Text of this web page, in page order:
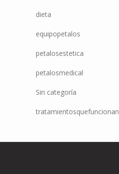
dieta
equipopetalos
petalosestetica
petalosmedical
Sin categoría
tratamientosquefuncionan